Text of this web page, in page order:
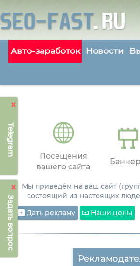
Telegram
Задать вопрос
Авто-заработок Новости
Посещения
вашего сайта
Мы приведём на ваш сайт
состоящий из настоящих
Дать рекламу
Наши цены